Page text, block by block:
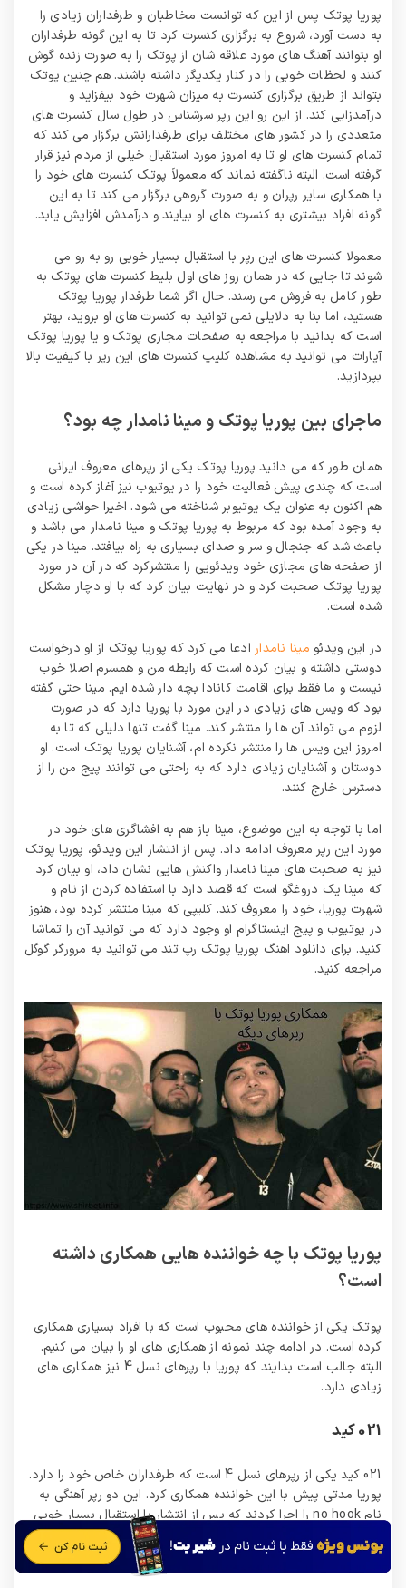
پوریا پوتک پس از این که توانست مخاطبان و طرفداران زیادی را
به دست آورد، شروع به برگزاری کنسرت کرد تا به این گونه طرفداران
او بتوانند آهنگ های مورد علاقه شان از پوتک را به صورت زنده گوش
کنند و لحظات خوبی را در کنار یکدیگر داشته باشند. هم چنین پوتک
بتواند از طریق برگزاری کنسرت به میزان شهرت خود بیفزاید و
درآمدزایی کند. از این رو این رپر سرشناس در طول سال کنسرت های
متعددی را در کشور های مختلف برای طرفدارانش برگزار می‌ کند که
تمام کنسرت های او تا به امروز مورد استقبال خیلی از مردم نیز قرار
گرفته است. البته ناگفته نماند که معمولاً پوتک کنسرت های خود را
با همکاری سایر رپران و به صورت گروهی برگزار می‌ کند تا به این
گونه افراد بیشتری به کنسرت های او بیایند و درآمدش افزایش یابد.
معمولا کنسرت های این رپر با استقبال بسیار خوبی رو به رو می‌
شوند تا جایی که در همان روز های اول بلیط کنسرت های پوتک به
طور کامل به فروش می رسند. حال اگر شما طرفدار پوریا پوتک
هستید، اما بنا به دلایلی نمی توانید به کنسرت های او بروید، بهتر
است که بدانید با مراجعه به صفحات مجازی پوتک و یا پوریا پوتک
آپارات می توانید به مشاهده کلیپ کنسرت های این رپر با کیفیت بالا
بپردازید.
ماجرای بین پوریا پوتک و مینا نامدار چه بود؟
همان طور که می دانید پوریا پوتک یکی از رپرهای معروف ایرانی
است که چندی پیش فعالیت خود را در یوتیوب نیز آغاز کرده است و
هم اکنون به عنوان یک یوتیوبر شناخته می شود. اخیرا حواشی زیادی
به وجود آمده بود که مربوط به پوریا پوتک و مینا نامدار می باشد و
باعث شد که جنجال و سر و صدای بسیاری به راه بیافتد. مینا در یکی
از صفحه های مجازی خود ویدئویی را منتشرکرد که در آن در مورد
پوریا پوتک صحبت کرد و در نهایت بیان کرد که با او دچار مشکل
شده است.
در این ویدئو مینا نامدار ادعا می کرد که پوریا پوتک از او درخواست
دوستی داشته و بیان کرده است که رابطه من و همسرم اصلا خوب
نیست و ما فقط برای اقامت کانادا بچه دار شده ایم. مینا حتی گفته
بود که ویس های زیادی در این مورد با پوریا دارد که در صورت
لزوم می تواند آن ها را منتشر کند. مینا گفت تنها دلیلی که تا به
امروز این ویس ها را منتشر نکرده ام، آشنایان پوریا پوتک است. او
دوستان و آشنایان زیادی دارد که به راحتی می توانند پیج من را از
دسترس خارج کنند.
اما با توجه به این موضوع، مینا باز هم به افشاگری های خود در
مورد این رپر معروف ادامه داد. پس از انتشار این ویدئو، پوریا پوتک
نیز به صحبت های مینا نامدار واکنش هایی نشان داد، او بیان کرد
که مینا یک دروغگو است که قصد دارد با استفاده کردن از نام و
شهرت پوریا، خود را معروف کند. کلیپی که مینا منتشر کرده بود، هنوز
در یوتیوب و پیج اینستاگرام او وجود دارد که می توانید آن را تماشا
کنید. برای دانلود اهنگ پوریا پوتک رپ تند می توانید به مرورگر گوگل
مراجعه کنید.
پوریا پوتک با چه خواننده هایی همکاری داشته
است؟
پوتک یکی از خواننده های محبوب است که با افراد بسیاری همکاری
کرده است. در ادامه چند نمونه از همکاری های او را بیان می کنیم.
البته جالب است بدایند که پوریا با رپرهای نسل 4 نیز همکاری های
زیادی دارد.
021 کید
021 کید یکی از رپرهای نسل 4 است که طرفداران خاص خود را دارد.
پوریا مدتی پیش با این خواننده همکاری کرد. این دو رپر آهنگی به
نام no hook را اجرا کردند که پس از انتشار با استقبال بسیار خوبی
رو به رو شد. هم اکنون این ترک در سایت های معتبر موسیقی وجود
دارد که می توانید به آن ها مراجعه نمایید و این ترانه را دانلود کنید.